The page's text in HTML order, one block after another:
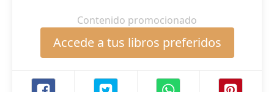
Contenido promocionado
Accede a tus libros preferidos